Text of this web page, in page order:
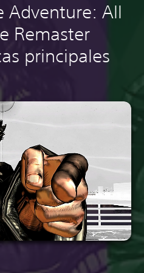
Adventure: All
Remaster
principales